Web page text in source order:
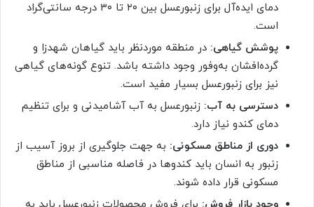
دمای ایده‌آل برای زنبورعسل بین ۲۰ تا ۳۰ درجه سانتی‌گراد
است.
پوشش گیاهی: در منطقه موردنظر باید گیاهان شهدزا و
گرده‌افشان به‌وفور وجود داشته باشد. تنوع گونه‌های گیاهی
نیز برای زنبورعسل بسیار مفید است.
دسترسی به آب: زنبورعسل به آب آشامیدنی و برای تنظیم
دمای کندو نیاز دارد.
دوری از مناطق مسکونی: به جهت جلوگیری از بروز آسیب از
زنبور به انسان باید کندوها در فاصله مناسبی از مناطق
مسکونی قرار داده شوند.